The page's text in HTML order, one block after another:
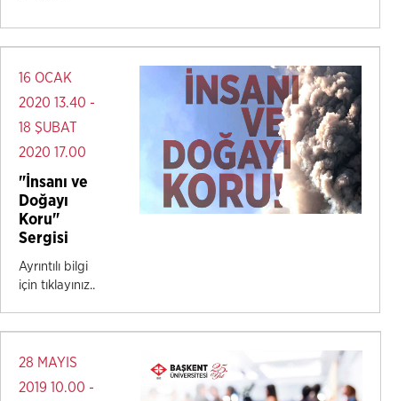
16 OCAK
2020 13.40 -
18 ŞUBAT
2020 17.00
"İnsanı ve
Doğayı
Koru"
Sergisi
Ayrıntılı bilgi
için tıklayınız..
28 MAYIS
2019 10.00 -